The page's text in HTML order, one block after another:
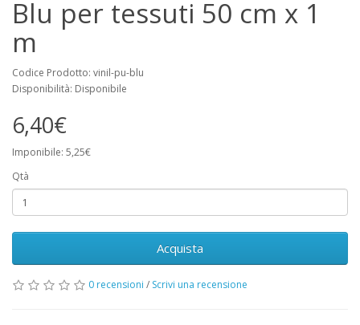
Blu per tessuti 50 cm x 1
m
Codice Prodotto: vinil-pu-blu
Disponibilità: Disponibile
6,40€
Imponibile: 5,25€
Qtà
Acquista
0 recensioni / Scrivi una recensione